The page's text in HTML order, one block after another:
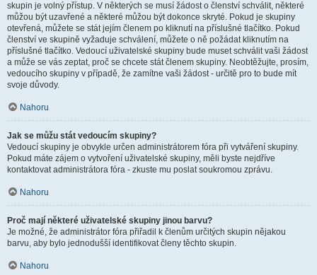
skupin je volný přístup. V některých se musí žádost o členství schválit, některé
můžou být uzavřené a některé můžou být dokonce skryté. Pokud je skupiny
otevřená, můžete se stát jejím členem po kliknutí na příslušné tlačítko. Pokud
členství ve skupině vyžaduje schválení, můžete o ně požádat kliknutím na
příslušné tlačítko. Vedoucí uživatelské skupiny bude muset schválit vaši žádost
a může se vás zeptat, proč se chcete stát členem skupiny. Neobtěžujte, prosím,
vedoucího skupiny v případě, že zamítne vaši žádost - určitě pro to bude mít
svoje důvody.
Nahoru
Jak se můžu stát vedoucím skupiny?
Vedoucí skupiny je obvykle určen administrátorem fóra při vytváření skupiny.
Pokud máte zájem o vytvoření uživatelské skupiny, měli byste nejdříve
kontaktovat administrátora fóra - zkuste mu poslat soukromou zprávu.
Nahoru
Proč mají některé uživatelské skupiny jinou barvu?
Je možné, že administrátor fóra přiřadil k členům určitých skupin nějakou
barvu, aby bylo jednodušší identifikovat členy těchto skupin.
Nahoru